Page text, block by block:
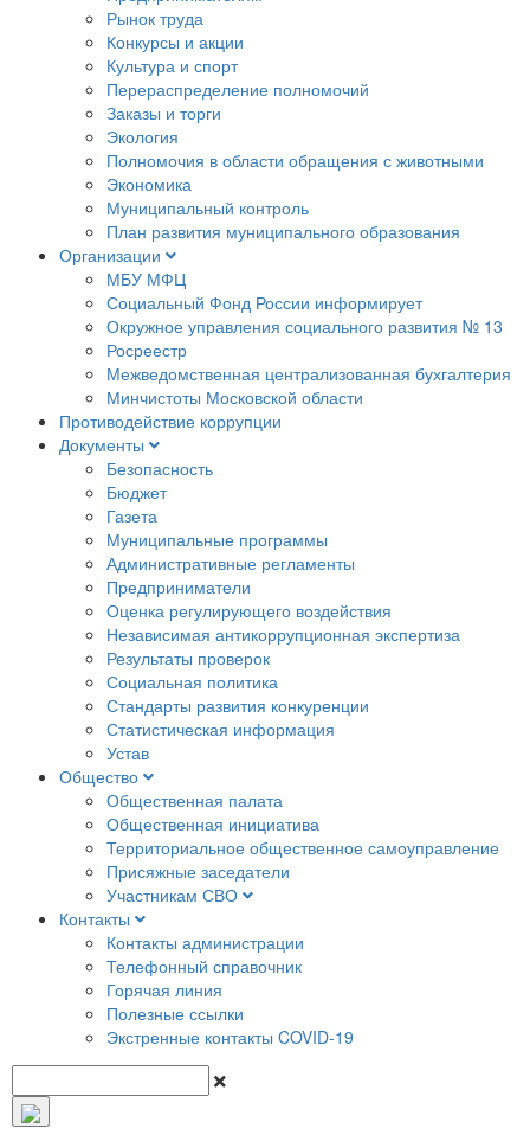
Рынок труда
Конкурсы и акции
Культура и спорт
Перераспределение полномочий
Заказы и торги
Экология
Полномочия в области обращения с животными
Экономика
Муниципальный контроль
План развития муниципального образования
Организации
МБУ МФЦ
Социальный Фонд России информирует
Окружное управления социального развития № 13
Росреестр
Межведомственная централизованная бухгалтерия
Минчистоты Московской области
Противодействие коррупции
Документы
Безопасность
Бюджет
Газета
Муниципальные программы
Административные регламенты
Предприниматели
Оценка регулирующего воздействия
Независимая антикоррупционная экспертиза
Результаты проверок
Социальная политика
Стандарты развития конкуренции
Статистическая информация
Устав
Общество
Общественная палата
Общественная инициатива
Территориальное общественное самоуправление
Присяжные заседатели
Участникам СВО
Контакты
Контакты администрации
Телефонный справочник
Горячая линия
Полезные ссылки
Экстренные контакты COVID-19